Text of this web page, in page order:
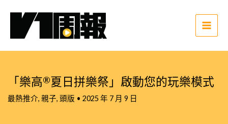
Main
「樂高®夏日拼樂祭」啟動您的玩樂模式
最熱推介, 親子, 頭版 • 2025 年 7 月 9 日